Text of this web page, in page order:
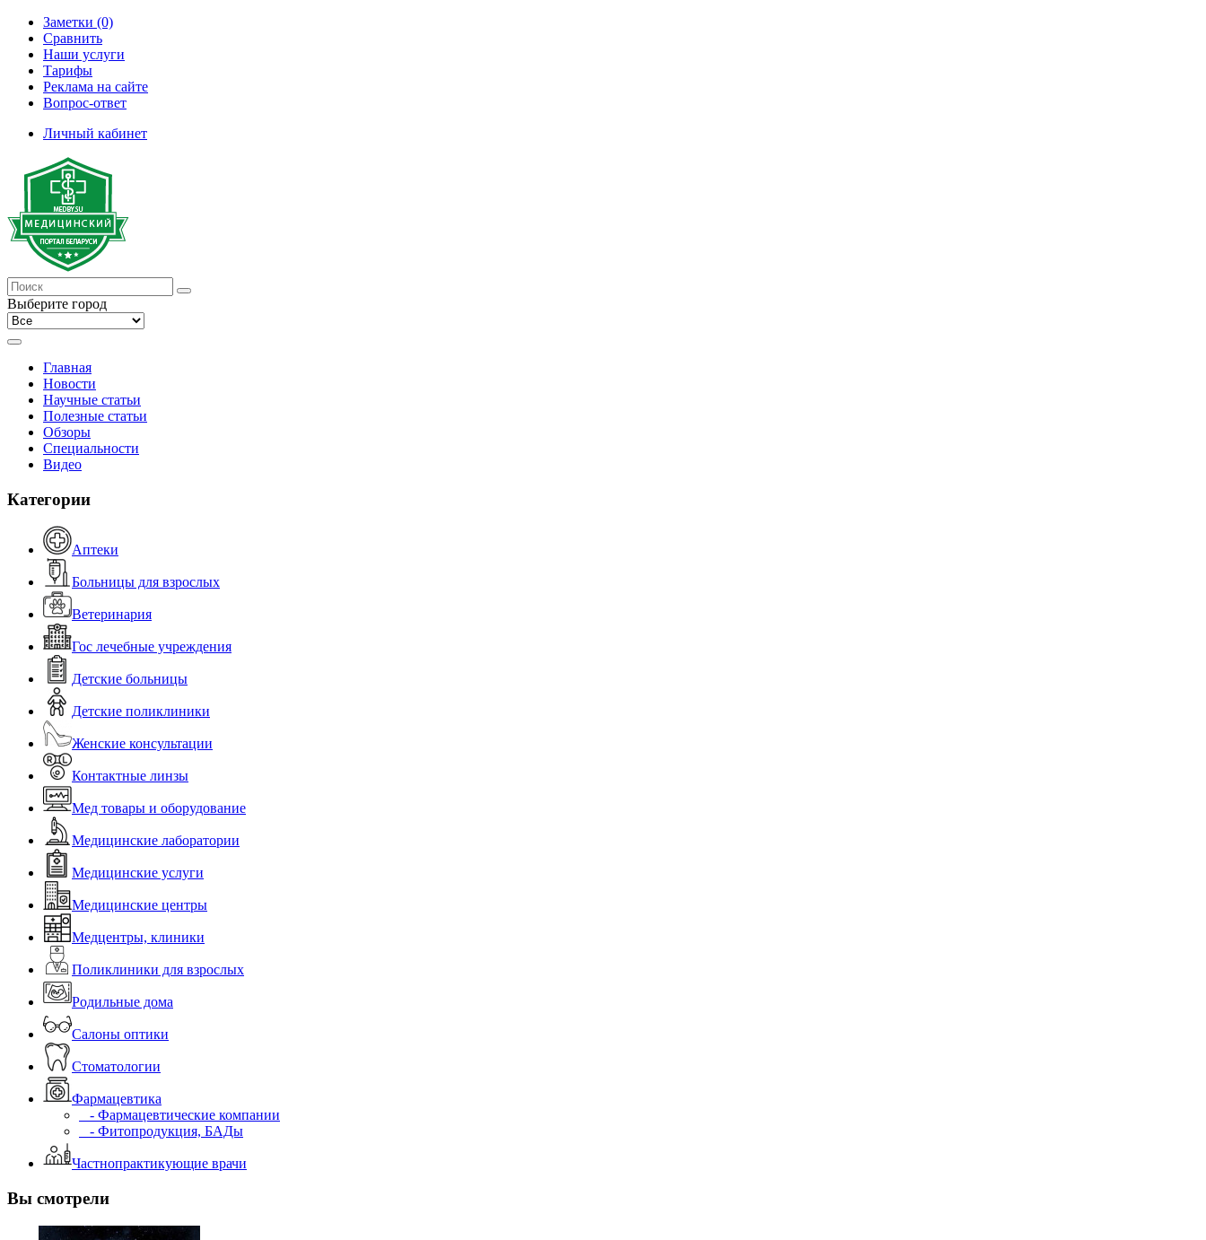
Заметки (0)
Сравнить
Наши услуги
Тарифы
Реклама на сайте
Вопрос-ответ
Личный кабинет
Выберите город
Главная
Новости
Научные статьи
Полезные статьи
Обзоры
Специальности
Видео
Категории
Аптеки
Больницы для взрослых
Ветеринария
Гос лечебные учреждения
Детские больницы
Детские поликлиники
Женские консультации
Контактные линзы
Мед товары и оборудование
Медицинские лаборатории
Медицинские услуги
Медицинские центры
Медцентры, клиники
Поликлиники для взрослых
Родильные дома
Салоны оптики
Стоматологии
Фармацевтика
- Фармацевтические компании
- Фитопродукция, БАДы
Частнопрактикующие врачи
Вы смотрели